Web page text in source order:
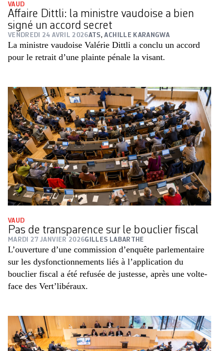
VAUD
Affaire Dittli: la ministre vaudoise a bien
signé un accord secret
VENDREDI 24 AVRIL 2026ATS,ACHILLE KARANGWA
La ministre vaudoise Valérie Dittli a conclu un accord
pour le retrait d’une plainte pénale la visant.
VAUD
Pas de transparence sur le bouclier fiscal
MARDI 27 JANVIER 2026GILLES LABARTHE
L’ouverture d’une commission d’enquête parlementaire
sur les dysfonctionnements liés à l’application du
bouclier fiscal a été refusée de justesse, après une volte-
face des Vert’libéraux.